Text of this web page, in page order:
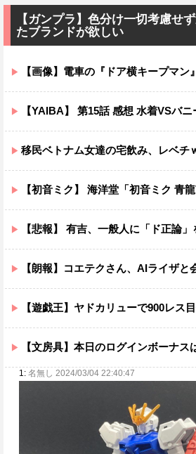
【ガンプラ】色分け一切考慮せ
たブランドが欲しい
【画像】電車の『ドア横キープマ
【YAIBA】 第15話 感想 水着VSバニ
移民ベトナム女達の宅飲み、レベチｗｗｗｗｗｗｗｗｗｗ
【初音ミク】 海洋堂「初音ミク 青龍Ver.」フィギュ
【悲報】 有吉、一般人に「ド正論」を叩きつ
【朗報】コエテクさん、AIライザと会話する
【遊戯王】ヤドカリューで900レス
【文房具】本日のログインボーナス
1: 名無し 2024/03/04 22:40:47